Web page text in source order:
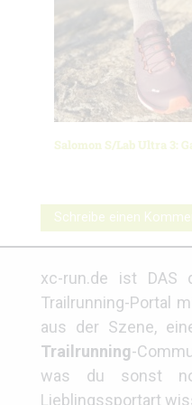
Salomon S/Lab Ultra 3:
Schreibe einen
xc-run.de ist DAS
Trailrunning-Portal
aus der Szene,
Trailrunning-
was du sonst
Lieblingssportart